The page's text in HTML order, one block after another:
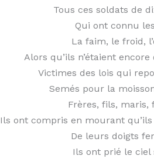
Tous ces soldats de
Qui ont connu
La faim, le froid,
Alors qu’ils n’étaient
Victimes des lois qui
Semés pour la
Frères, fils, maris,
Ils ont compris en mourant
De leurs doigts
Ils ont prié le ciel